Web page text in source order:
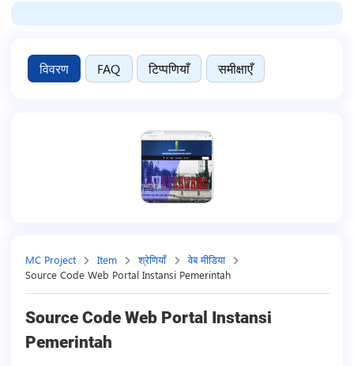
विवरण FAQ टिप्पणियाँ समीक्षाएँ
MC Project Item श्रेणियाँ
वेब मीडिया
Source Code Web Portal Instansi Pemerintah
Source Code Web Portal Instansi
Pemerintah